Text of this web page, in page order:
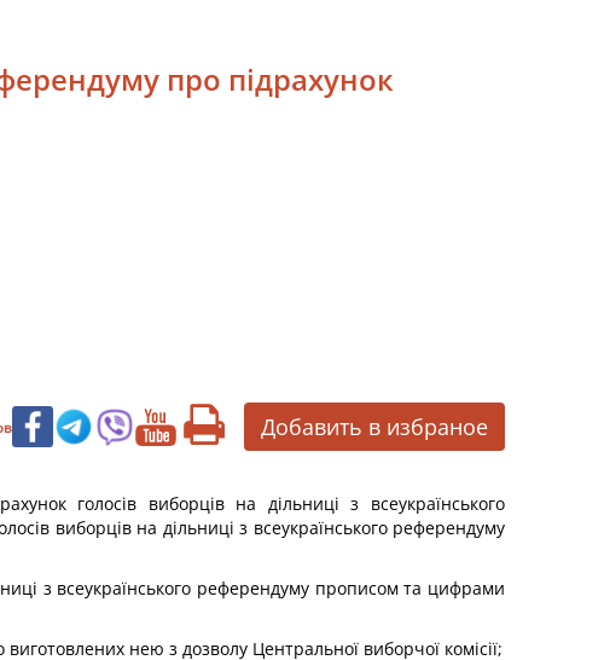
про підрахунок
Добавить в избраное
голосів виборців на дільниці з всеукраїнського
виборців на дільниці з всеукраїнського референдуму
з всеукраїнського референдуму прописом та цифрами
нею з дозволу Центральної виборчої комісії;